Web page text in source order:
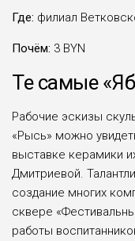
Где: филиал
Почём: 3 BYN
Те самые
Рабочие эскизы
«Рысь» можно
выставке керамики
Дмитриевой.
создание многих
сквере
работы